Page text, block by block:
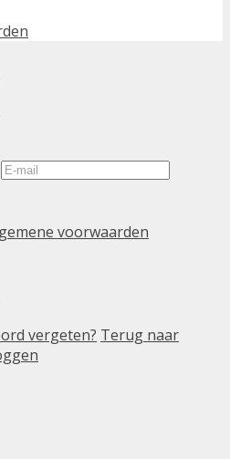
voorwaarden
vergeten? Terug naar